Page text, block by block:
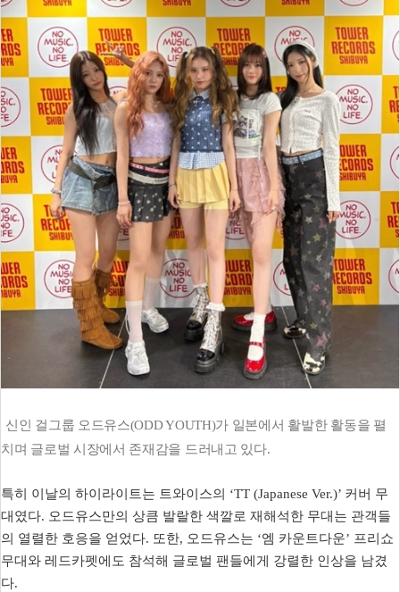
신인 걸그룹 오드유스(ODD YOUTH)가 일본에서 활발한 활동을 펼
치며 글로벌 시장에서 존재감을 드러내고 있다.
특히 이날의 하이라이트는 트와이스의 ‘TT (Japanese Ver.)’ 커버 무
대였다. 오드유스만의 상큼 발랄한 색깔로 재해석한 무대는 관객들
의 열렬한 호응을 얻었다. 또한, 오드유스는 ‘엠 카운트다운’ 프리쇼
무대와 레드카펫에도 참석해 글로벌 팬들에게 강렬한 인상을 남겼
다.